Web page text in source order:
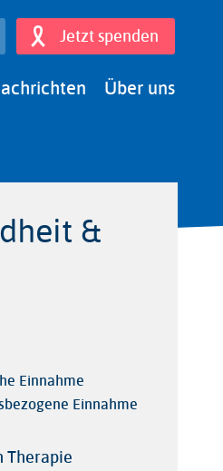
Über uns
SearchJetzt spenden
&
Einnahme
Einnahme
Therapie